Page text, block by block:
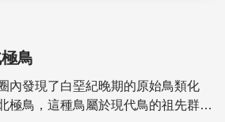
鳥
內發現了白堊紀晚期的原始鳥類化
極鳥，這種鳥屬於現代鳥的祖先群，